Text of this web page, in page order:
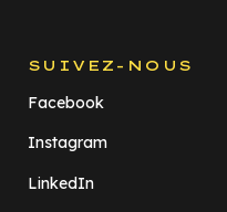
SUIVEZ-NOUS
Facebook
Instagram
LinkedIn